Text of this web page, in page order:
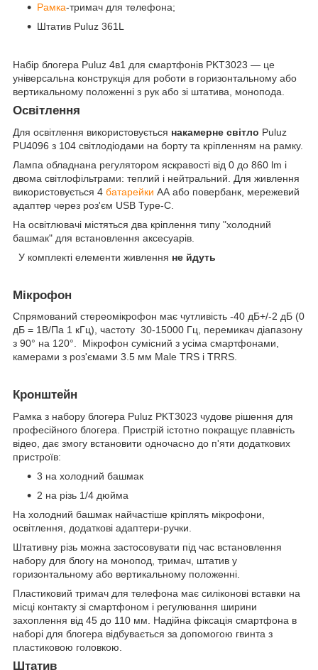
Рамка-тримач для телефона;
Штатив Puluz 361L
Набір блогера Puluz 4в1 для смартфонів PKT3023 — це
універсальна конструкція для роботи в горизонтальному або
вертикальному положенні з рук або зі штатива, монопода.
Освітлення
Для освітлення використовується накамерне світло Puluz
PU4096 з 104 світлодіодами на борту та кріпленням на рамку.
Лампа обладнана регулятором яскравості від 0 до 860 lm і
двома світлофільтрами: теплий і нейтральний. Для живлення
використовується 4 батарейки АА або повербанк, мережевий
адаптер через роз'єм USB Type-C.
На освітлювачі містяться два кріплення типу "холодний
башмак" для встановлення аксесуарів.
У комплекті елементи живлення не йдуть
Мікрофон
Спрямований стереомікрофон має чутливість -40 дБ+/-2 дБ (0
дБ = 1В/Па 1 кГц), частоту 30-15000 Гц, перемикач діапазону
з 90° на 120°. Мікрофон сумісний з усіма смартфонами,
камерами з роз'ємами 3.5 мм Male TRS і TRRS.
Кронштейн
Рамка з набору блогера Puluz PKT3023 чудове рішення для
професійного блогера. Пристрій істотно покращує плавність
відео, дає змогу встановити одночасно до п'яти додаткових
пристроїв:
3 на холодний башмак
2 на різь 1/4 дюйма
На холодний башмак найчастіше кріплять мікрофони,
освітлення, додаткові адаптери-ручки.
Штативну різь можна застосовувати під час встановлення
набору для блогу на монопод, тримач, штатив у
горизонтальному або вертикальному положенні.
Пластиковий тримач для телефона має силіконові вставки на
місці контакту зі смартфоном і регулювання ширини
захоплення від 45 до 110 мм. Надійна фіксація смартфона в
наборі для блогера відбувається за допомогою гвинта з
пластиковою головкою.
Штатив